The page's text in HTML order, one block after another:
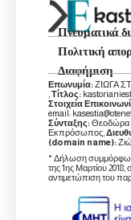
Πνευματικά
Πολιτική
Διαφήμιση
Επωνυμία:ΖΙΩΓΑ
Τίτλος:
Στοιχεία
email:
Σύνταξης:Θεοδώρα
Εκπρόσωπος,
(domain name):
* Δήλωση
της 1ης Μαρτίου 2018,
αντιμετώπιση του